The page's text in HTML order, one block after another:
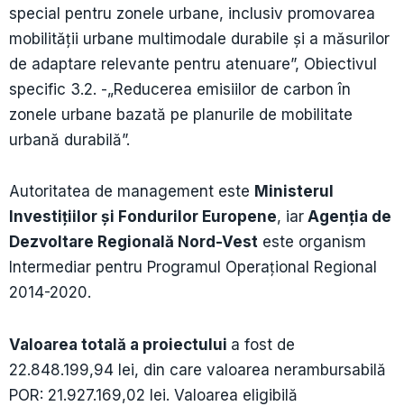
special pentru zonele urbane, inclusiv promovarea
mobilităţii urbane multimodale durabile și a măsurilor
de adaptare relevante pentru atenuare”, Obiectivul
specific 3.2. -„Reducerea emisiilor de carbon în
zonele urbane bazată pe planurile de mobilitate
urbană durabilă”.
Autoritatea de management este Ministerul
Investițiilor și Fondurilor Europene, iar Agenţia de
Dezvoltare Regională Nord-Vest este organism
Intermediar pentru Programul Operaţional Regional
2014-2020.
Valoarea totală a proiectului a fost de
22.848.199,94 lei, din care valoarea nerambursabilă
POR: 21.927.169,02 lei. Valoarea eligibilă